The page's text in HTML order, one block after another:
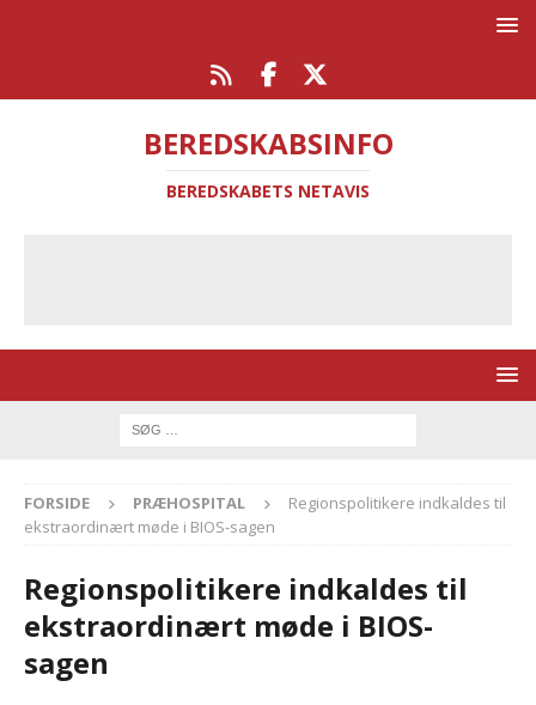
BEREDSKABSINFO
BEREDSKABETS NETAVIS
FORSIDE PRÆHOSPITAL
Regionspolitikere indkaldes til
ekstraordinært møde i BIOS-sagen
Regionspolitikere indkaldes til
ekstraordinært møde i BIOS-
sagen